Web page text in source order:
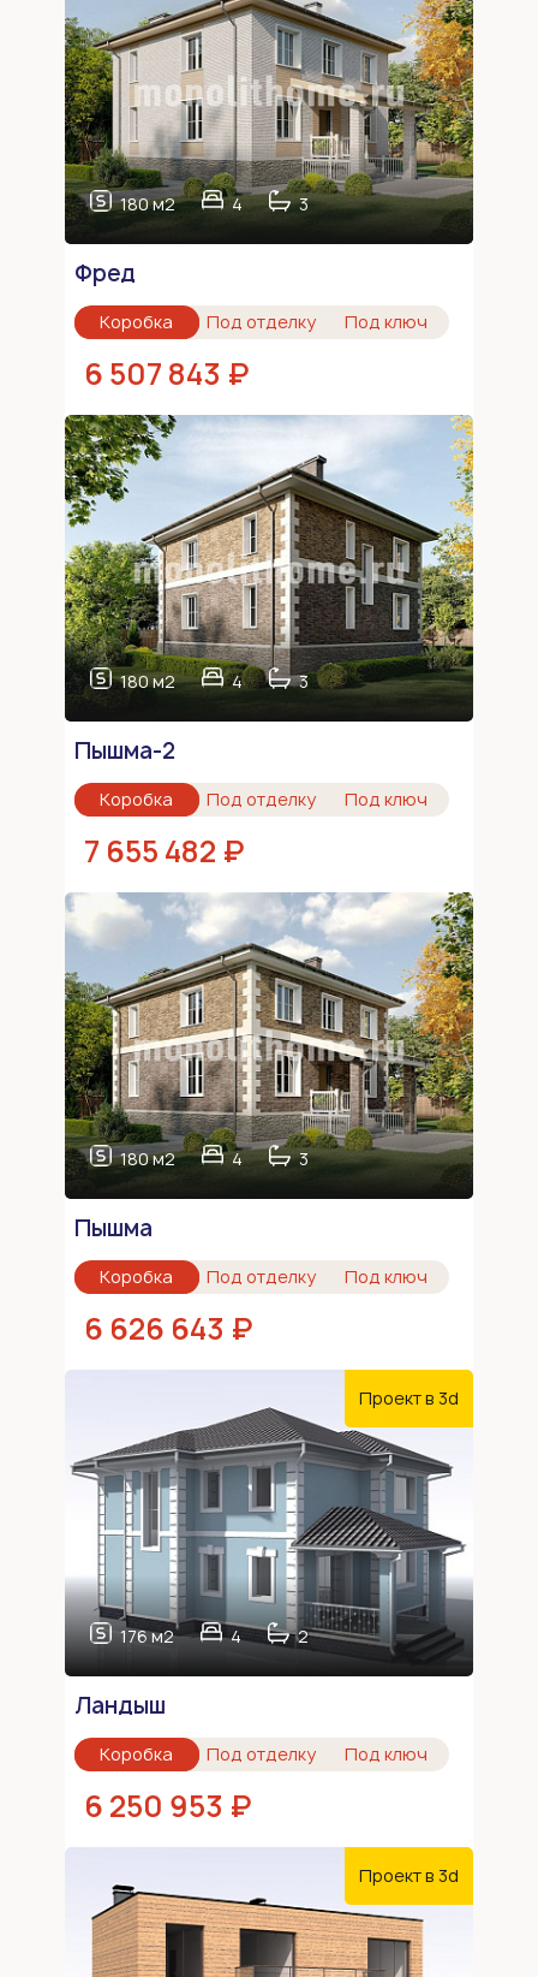
180 м2 4 3
Фред
Коробка Под отделку Под ключ
6 507 843 ₽
180 м2 4 3
Пышма-2
Коробка Под отделку Под ключ
7 655 482 ₽
180 м2 4 3
Пышма
Коробка Под отделку Под ключ
6 626 643 ₽
176 м2 4 2
Проект в 3d
Ландыш
Коробка Под отделку Под ключ
6 250 953 ₽
Проект в 3d